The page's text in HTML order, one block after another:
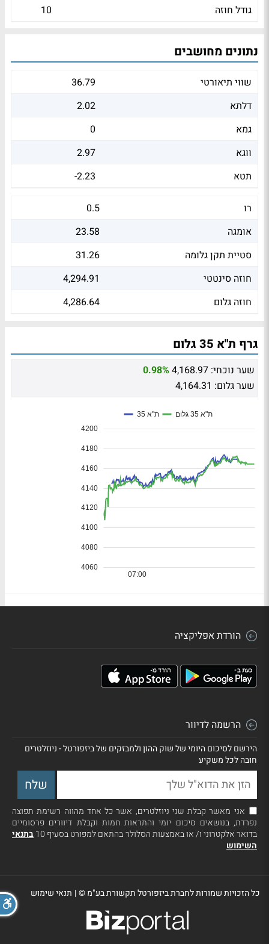
גודל חוזה
10
נתונים מחושבים
שווי תיאורטי
36.79
דלתא
2.02
גמא
0
ווגא
2.97
תטא
-2.23
רו
0.5
אומגה
23.58
סטיית תקן גלומה
31.26
חוזה סינטטי
4,294.91
חוזה גלום
4,286.64
גרף ת"א 35 גלום
שער נוכחי: 4,168.97
0.98%
שער גלום: 4,164.31
הורדת אפליקציה
הרשמה לדיוור
הירשם לסיכום היומי של שוק ההון ולמבזקים של ביזפורטל - ניוזלטרים
חובה לכל משקיע
אני מאשר קבלת שני ניוזלטרים, אשר כל אחד מהווה רשימת תפוצה
נפרדת, בנושאים סיכום יומי והתראות חמות וקבלת דיוורים פרסומיים
בדואר אלקטרוני ו/ או באמצעות הסלולר בהתאם למפורט בסעיף 10
בתנאי
השימוש
כל הזכויות שמורות לחברת ביזפורטל תקשורת בע"מ ©| תנאי שימוש